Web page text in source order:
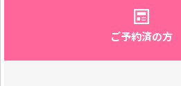
ご予約済の方